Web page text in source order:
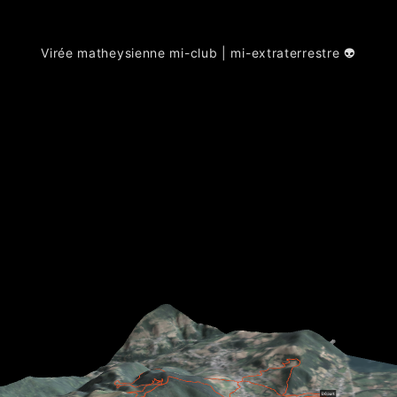
Virée matheysienne mi-club | mi-extraterrestre 👽